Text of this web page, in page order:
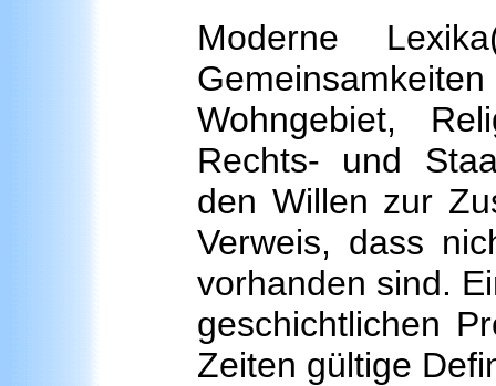
Moderne
Wohngebiet,
Rechts- und
den Willen zur
Verweis, dass
vorhanden sind.
geschichtlichen
Zeiten gültige